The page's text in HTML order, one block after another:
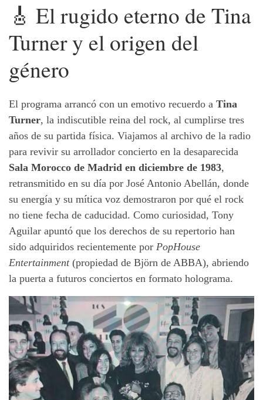
🎸 El rugido eterno de Tina
Turner y el origen del
género
El programa arrancó con un emotivo recuerdo a Tina
Turner, la indiscutible reina del rock, al cumplirse tres
años de su partida física. Viajamos al archivo de la radio
para revivir su arrollador concierto en la desaparecida
Sala Morocco de Madrid en diciembre de 1983,
retransmitido en su día por José Antonio Abellán, donde
su energía y su mítica voz demostraron por qué el rock
no tiene fecha de caducidad. Como curiosidad, Tony
Aguilar apuntó que los derechos de su repertorio han
sido adquiridos recientemente por PopHouse
Entertainment(propiedad de Björn de ABBA), abriendo
la puerta a futuros conciertos en formato holograma.